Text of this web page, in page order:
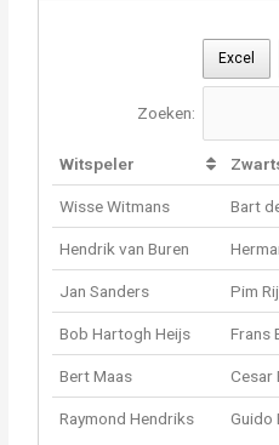
Excel
Zoeken:
Witspeler
Wisse Witmans Bart
Hendrik van Buren
Jan Sanders Pim
Bob Hartogh Heijs Frans
Bert Maas Cesar
Raymond Hendriks Guido